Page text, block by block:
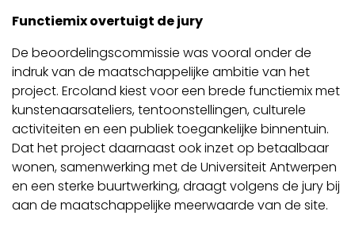
Functiemix overtuigt de jury
De beoordelingscommissie was vooral onder de
indruk van de maatschappelijke ambitie van het
project. Ercoland kiest voor een brede functiemix met
kunstenaarsateliers, tentoonstellingen, culturele
activiteiten en een publiek toegankelijke binnentuin.
Dat het project daarnaast ook inzet op betaalbaar
wonen, samenwerking met de Universiteit Antwerpen
en een sterke buurtwerking, draagt volgens de jury bij
aan de maatschappelijke meerwaarde van de site.